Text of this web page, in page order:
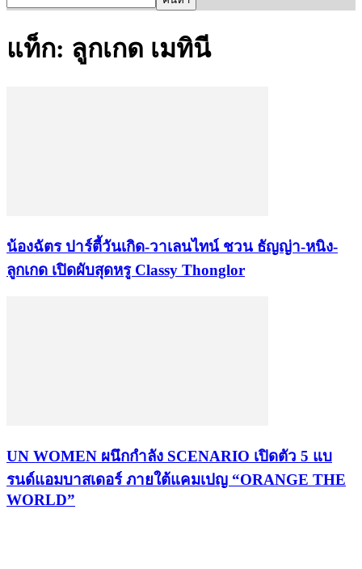
แท็ก: ลูกเกด เมทินี
น้องฉัตร ปาร์ตี้วันเกิด-วาเลนไทน์ ชวน ธัญญ่า-หนิง-
ลูกเกด เปิดผับสุดหรู Classy Thonglor
UN WOMEN ผนึกกำลัง SCENARIO เปิดตัว 5 แบ
รนด์แอมบาสเดอร์ ภายใต้แคมเปญ “ORANGE THE
WORLD”